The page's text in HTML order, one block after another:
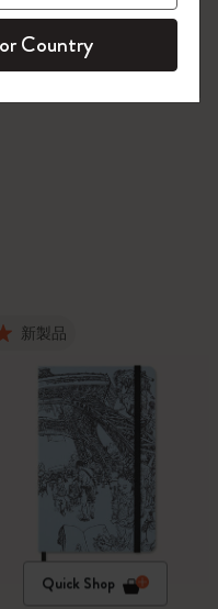
新製品
Quick Shop
録 !
Country